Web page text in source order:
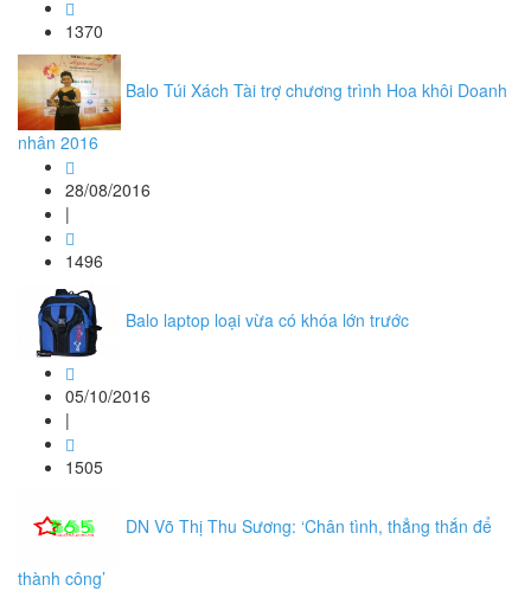
1370
Balo Túi Xách Tài trợ chương trình Hoa khôi Doanh
nhân 2016
28/08/2016
|
1496
Balo laptop loại vừa có khóa lớn trước
05/10/2016
|
1505
DN Võ Thị Thu Sương: ‘Chân tình, thẳng thắn để
thành công’